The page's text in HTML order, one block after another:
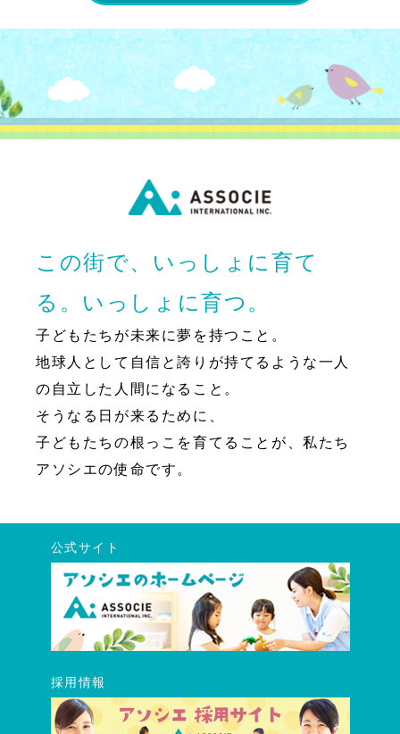
この街で、いっしょに育て
る。いっしょに育つ。
子どもたちが未来に夢を持つこと。
地球人として自信と誇りが持てるような一人
の自立した人間になること。
そうなる日が来るために、
子どもたちの根っこを育てることが、私たち
アソシエの使命です。
公式サイト
採用情報